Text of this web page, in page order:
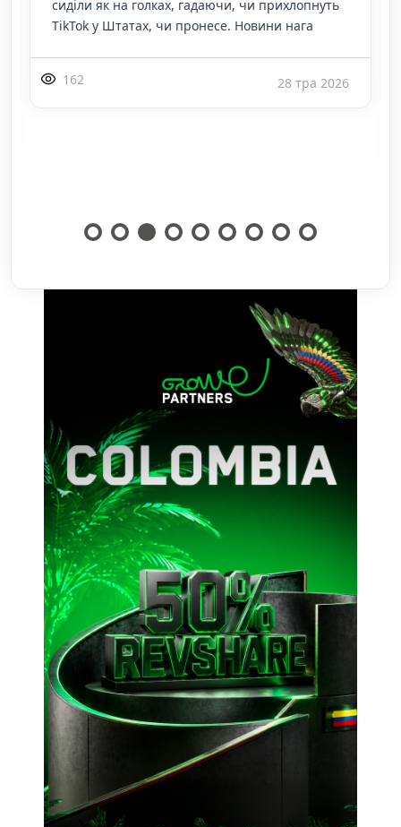
сиділи як на голках, гадаючи, чи прихлопнуть
TikTok у Штатах, чи пронесе. Новини нага
162 28 тра 2026